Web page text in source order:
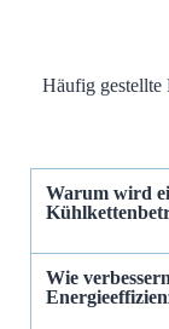
Häufig gestellte
Warum wird
Wie